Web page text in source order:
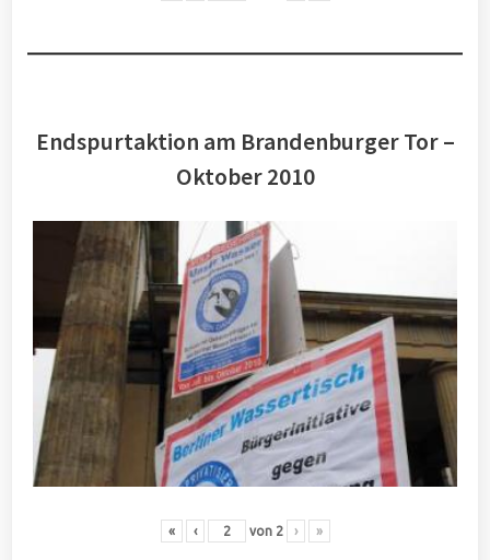
Endspurtaktion am Brandenburger Tor –
Oktober 2010
« ‹ von 2 › »